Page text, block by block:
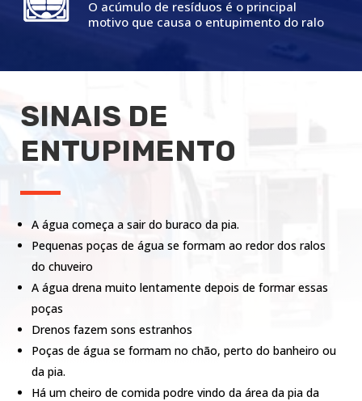
O acúmulo de resíduos é o principal
motivo que causa o entupimento do ralo
SINAIS DE
ENTUPIMENTO
A água começa a sair do buraco da pia.
Pequenas poças de água se formam ao redor dos ralos
do chuveiro
A água drena muito lentamente depois de formar essas
poças
Drenos fazem sons estranhos
Poças de água se formam no chão, perto do banheiro ou
da pia.
Há um cheiro de comida podre vindo da área da pia da